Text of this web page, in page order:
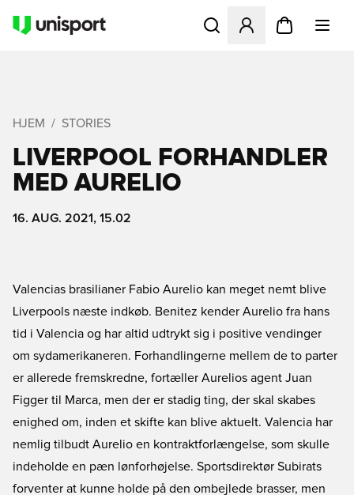
Åbner en Modal til at
HJEM STORIES
LIVERPOOL FORHANDLER
MED AURELIO
16. AUG. 2021, 15.02
Valencias brasilianer Fabio Aurelio kan meget nemt blive
Liverpools næste indkøb. Benitez kender Aurelio fra hans
tid i Valencia og har altid udtrykt sig i positive vendinger
om sydamerikaneren. Forhandlingerne mellem de to parter
er allerede fremskredne, fortæller Aurelios agent Juan
Figger til Marca, men der er stadig ting, der skal skabes
enighed om, inden et skifte kan blive aktuelt. Valencia har
nemlig tilbudt Aurelio en kontraktforlængelse, som skulle
indeholde en pæn lønforhøjelse. Sportsdirektør Subirats
forventer at kunne holde på den ombejlede brasser, men